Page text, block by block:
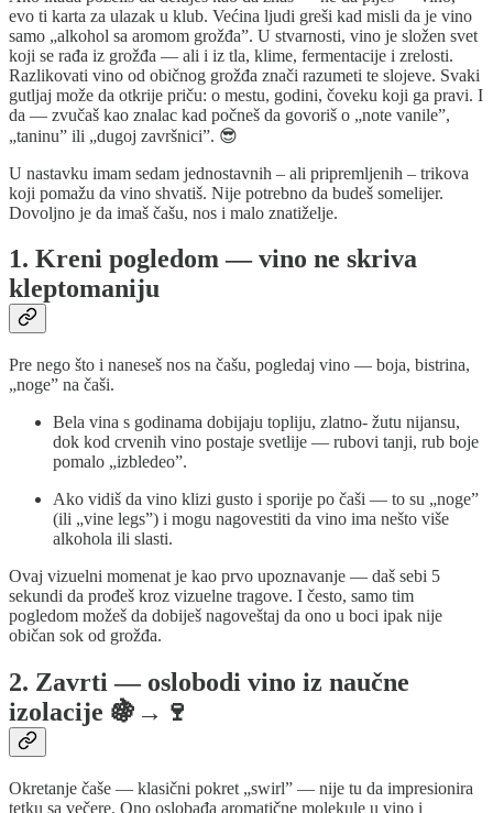
evo ti karta za ulazak u klub. Većina ljudi greši kad misli da je vino
samo „alkohol sa aromom grožđa”. U stvarnosti, vino je složen svet
koji se rađa iz grožđa — ali i iz tla, klime, fermentacije i zrelosti.
Razlikovati vino od običnog grožđa znači razumeti te slojeve. Svaki
gutljaj može da otkrije priču: o mestu, godini, čoveku koji ga pravi. I
da — zvučaš kao znalac kad počneš da govoriš o „note vanile”,
„taninu” ili „dugoj završnici”. 😎
U nastavku imam sedam jednostavnih – ali pripremljenih – trikova
koji pomažu da vino shvatiš. Nije potrebno da budeš somelijer.
Dovoljno je da imaš čašu, nos i malo znatiželje.
1. Kreni pogledom — vino ne skriva
kleptomaniju
Pre nego što i naneseš nos na čašu, pogledaj vino — boja, bistrina,
„noge” na čaši.
Bela vina s godinama dobijaju topliju, zlatno- žutu nijansu,
dok kod crvenih vino postaje svetlije — rubovi tanji, rub boje
pomalo „izbledeo”.
Ako vidiš da vino klizi gusto i sporije po čaši — to su „noge”
(ili „vine legs”) i mogu nagovestiti da vino ima nešto više
alkohola ili slasti.
Ovaj vizuelni momenat je kao prvo upoznavanje — daš sebi 5
sekundi da prođeš kroz vizuelne tragove. I često, samo tim
pogledom možeš da dobiješ nagoveštaj da ono u boci ipak nije
običan sok od grožđa.
2. Zavrti — oslobodi vino iz naučne
izolacije 🍇→🍷
Okretanje čaše — klasični pokret „swirl” — nije tu da impresionira
tetku sa večere. Ono oslobađa aromatične molekule u vino i